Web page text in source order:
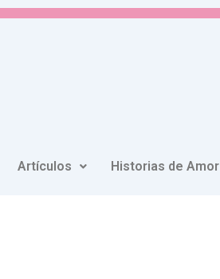
Artículos Historias de Amor